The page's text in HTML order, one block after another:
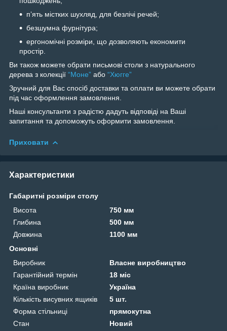
пʼять містких шухляд, для безлічі речей;
безшумна фурнітура;
ергономічні розміри, що дозволяють економити
простір.
Ви також можете обрати письмові столи з натурального
дерева з колекції “Моне” або “Хюгге”
Зручний для Вас спосіб доставки та оплати ви можете обрати
під час оформлення замовлення.
Наші консультанти з радістю дадуть відповіді на Ваші
запитання та допоможуть оформити замовлення.
Приховати
Характеристики
Габаритні розміри столу
Висота
750 мм
Глибина
500 мм
Довжина
1100 мм
Основні
Виробник
Власне виробництво
Гарантійний термін
18 міс
Країна виробник
Україна
Кількість висувних ящиків
5 шт.
Форма стільниці
прямокутна
Стан
Новий